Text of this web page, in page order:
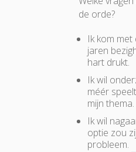
de orde?
Ik kom met
jaren
hart drukt.
Ik wil
méér
mijn thema.
Ik wil
optie zou
probleem.